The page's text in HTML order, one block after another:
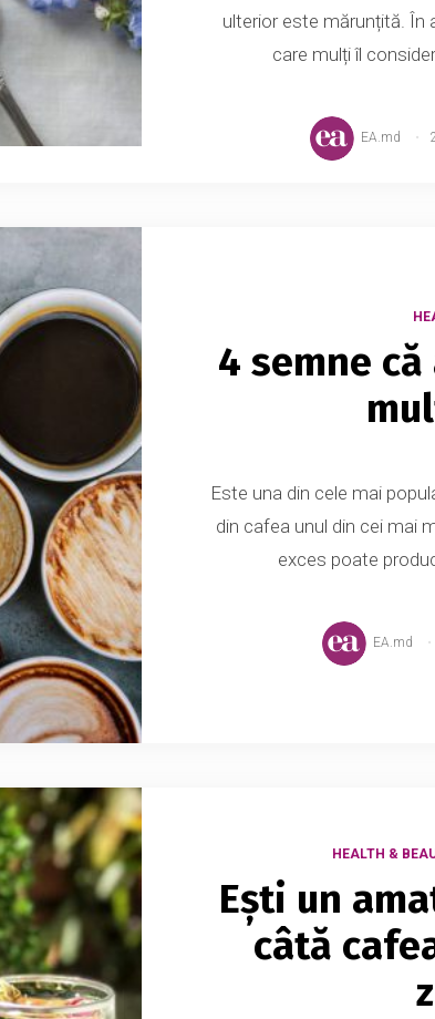
ulterior este mărunțită. În
care mulți îl
EA.md
4 semne
Este una din cele mai
din cafea unul din cei mai
exces poate
EA.md
HEALTH &
Ești un
câtă